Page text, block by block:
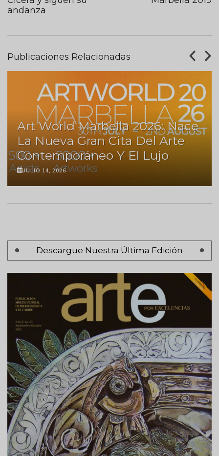
andanza
Publicaciones Relacionadas
Art World Marbella 2026: Nace
La Nueva Gran Cita Del Arte
Contemporáneo Y El Lujo
JULIO 14, 2026
Descargue Nuestra Última Edición
Paginación
página
Siguiente >